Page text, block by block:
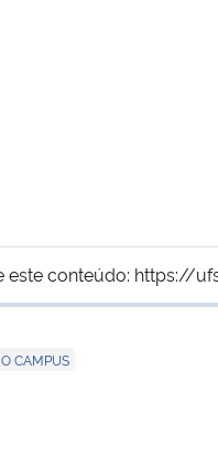
este conteúdo: https://
CAMPUS